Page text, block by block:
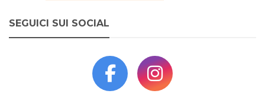
SEGUICI SUI SOCIAL